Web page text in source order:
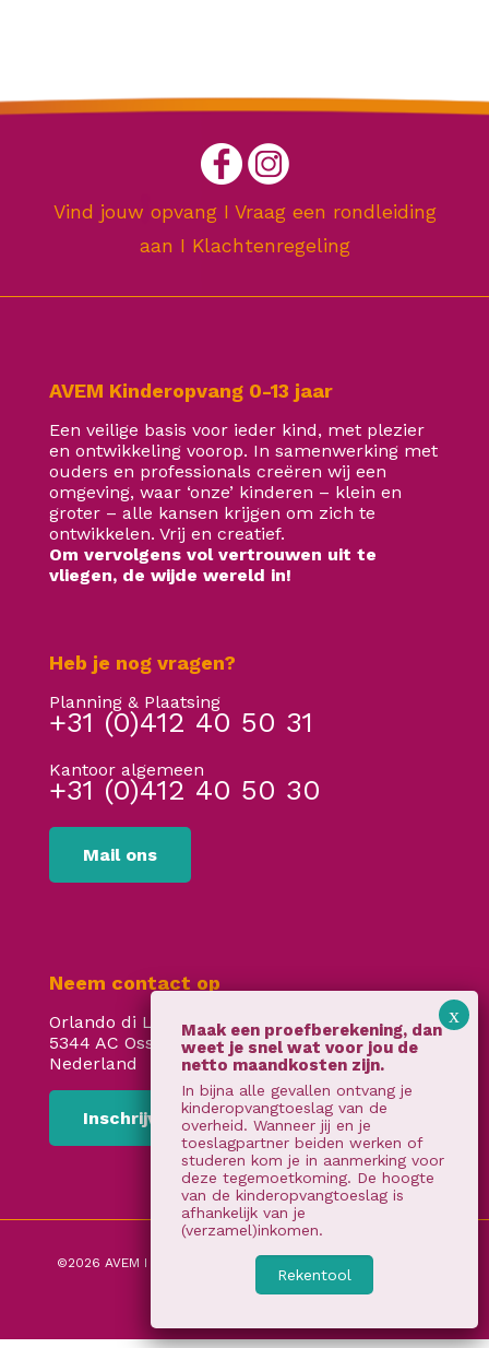
Vind jouw opvangI Vraag een rondleiding
aan I Klachtenregeling
AVEM Kinderopvang 0-13 jaar
Een veilige basis voor ieder kind, met plezier
en ontwikkeling voorop. In samenwerking met
ouders en professionals creëren wij een
omgeving, waar ‘onze’ kinderen – klein en
groter – alle kansen krijgen om zich te
ontwikkelen. Vrij en creatief.
Om vervolgens vol vertrouwen uit te
vliegen, de wijde wereld in!
Heb je nog vragen?
Planning & Plaatsing
+31 (0)412 40 50 31
Kantoor algemeen
+31 (0)412 40 50 30
Mail ons
Neem contact op
Orlando di Lassostraat 24
5344 AC Oss
Nederland
Inschrijven
©2026 AVEM I Algemene voorwaarden privacy verklaring
In bijna alle gevallen ontvang je
kinderopvangtoeslag van de
overheid. Wanneer jij en je
toeslagpartner beiden werken of
studeren kom je in aanmerking voor
deze tegemoetkoming. De hoogte
van de kinderopvangtoeslag is
afhankelijk van je
(verzamel)inkomen.
Rekentool